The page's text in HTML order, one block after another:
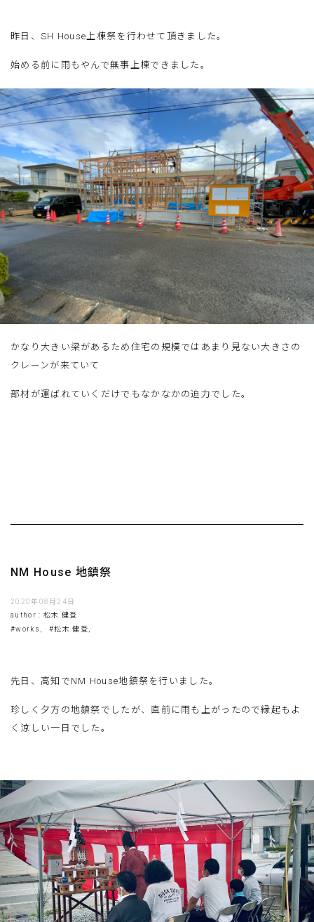
昨日、SH House上棟祭を行わせて頂きました。
始める前に雨もやんで無事上棟できました。
かなり大きい梁があるため住宅の規模ではあまり見ない大きさの
クレーンが来ていて
部材が運ばれていくだけでもなかなかの迫力でした。
NM House 地鎮祭
2020年08月24日
author : 松木 健登
#works,
#松木 健登,
先日、高知でNM House地鎮祭を行いました。
珍しく夕方の地鎮祭でしたが、直前に雨も上がったので縁起もよ
く涼しい一日でした。